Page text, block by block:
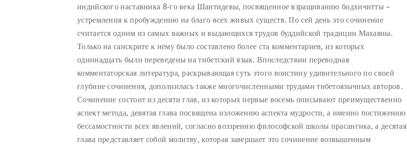
индийского наставника 8-го века Шантидевы, посвященное взращиванию бодхичитты –
устремления к пробуждению на благо всех живых существ. По сей день это сочинение
считается одним из самых важных и выдающихся трудов буддийской традиции Махаяны.
Только на санскрите к нему было составлено более ста комментариев, из которых
одиннадцать были переведены на тибетский язык. Впоследствии переводная
комментаторская литература, раскрывающая суть этого воистину удивительного по своей
глубине сочинения, дополнилась также многочисленными трудами тибетоязычных авторов.
Сочинение состоит из десяти глав, из которых первые восемь описывают преимущественно
аспект метода, девятая глава посвящена изложению аспекта мудрости, а именно постижению
бессамостности всех явлений, согласно воззрению философской школы прасангика, а десятая
глава представляет собой молитву, которая завершает это сочинение возвышенным